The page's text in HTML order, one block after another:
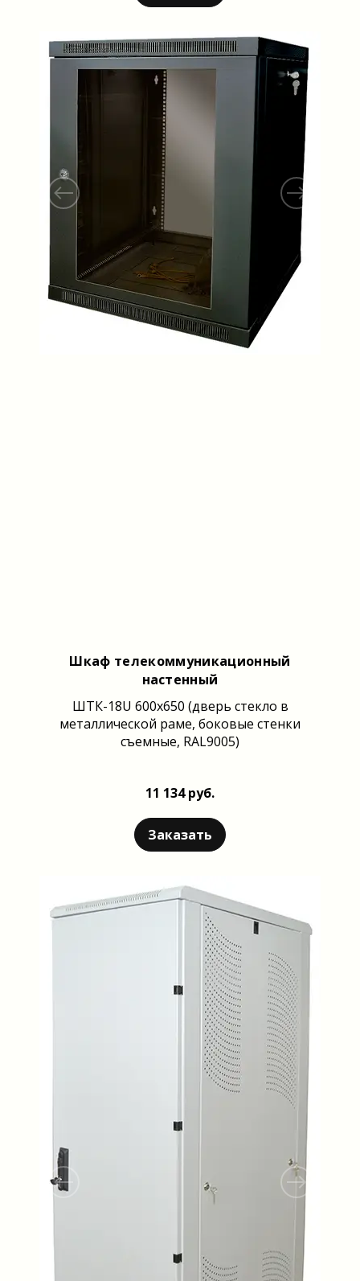
Шкаф телекоммуникационный
настенный
ШТК-18U 600x650 (дверь стекло в
металлической раме, боковые стенки
съемные, RAL9005)
11 134 руб.
Заказать